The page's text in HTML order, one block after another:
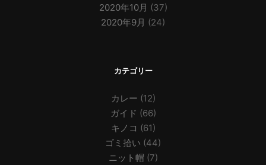
2020年10月 (37)
2020年9月 (24)
カテゴリー
カレー (12)
ガイド (66)
キノコ (61)
ゴミ拾い (44)
ニット帽 (7)